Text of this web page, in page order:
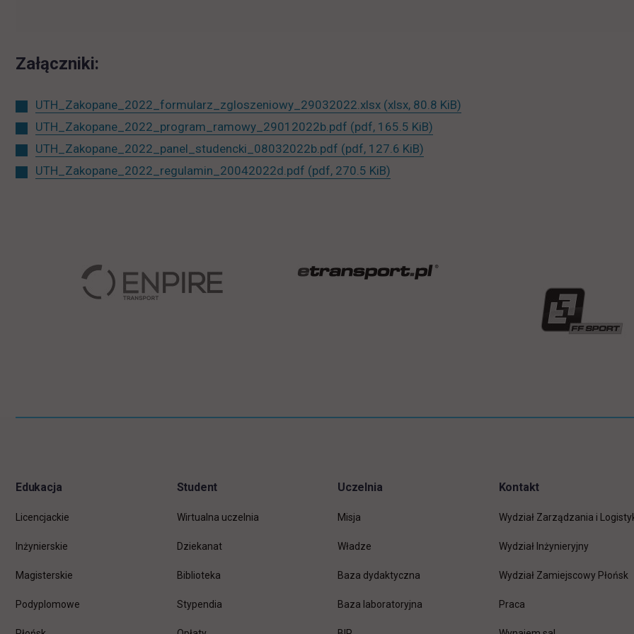
Załączniki:
UTH_Zakopane_2022_formularz_zgloszeniowy_29032022.xlsx (xlsx, 80.8 KiB)
UTH_Zakopane_2022_program_ramowy_29012022b.pdf (pdf, 165.5 KiB)
UTH_Zakopane_2022_panel_studencki_08032022b.pdf (pdf, 127.6 KiB)
UTH_Zakopane_2022_regulamin_20042022d.pdf (pdf, 270.5 KiB)
Edukacja
Licencjackie
Inżynierskie
Magisterskie
Podyplomowe
Student
Wirtualna uczelnia
Dziekanat
Biblioteka
Stypendia
Uczelnia
Misja
Władze
Baza dydaktyczna
Baza laboratoryjna
Kontakt
Wydział Zarządzania i
Wydział Inżynieryjny
Wydział Zamiejscowy Płońsk
Pracalink otwiera się w nowej